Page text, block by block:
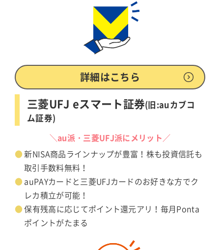
詳細はこちら
三菱UFJ eスマート証券(旧:auカブコ
ム証券)
＼au派・三菱UFJ派にメリット／
新NISA商品ラインナップが豊富！株も投資信託も
取引手数料無料！
auPAYカードと三菱UFJカードのお好きな方でク
レカ積立が可能！
保有残高に応じてポイント還元アリ！毎月Ponta
ポイントがたまる